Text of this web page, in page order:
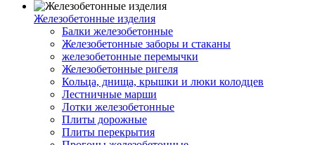
Железобетонные изделия
Балки железобетонные
Железобетонные заборы и стаканы
железобетонные перемычки
Железобетонные ригеля
Кольца, днища, крышки и люки колодцев
Лестничные марши
Лотки железобетонные
Плиты дорожные
Плиты перекрытия